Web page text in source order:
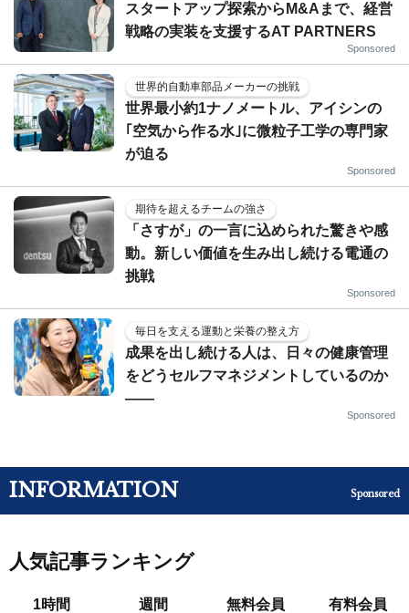
スタートアップ探索からM&Aまで、経営
戦略の実装を支援するAT PARTNERS
Sponsored
世界的自動車部品メーカーの挑戦
世界最小約1ナノメートル、アイシンの
｢空気から作る水｣に微粒子工学の専門家
が迫る
Sponsored
期待を超えるチームの強さ
「さすが」の一言に込められた驚きや感
動。新しい価値を生み出し続ける電通の
挑戦
Sponsored
毎日を支える運動と栄養の整え方
成果を出し続ける人は、日々の健康管理
をどうセルフマネジメントしているのか
——
Sponsored
INFORMATION Sponsored
人気記事ランキング
1時間 週間 無料会員 有料会員